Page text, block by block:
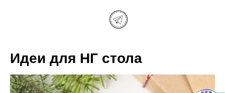
Идеи для НГ стола